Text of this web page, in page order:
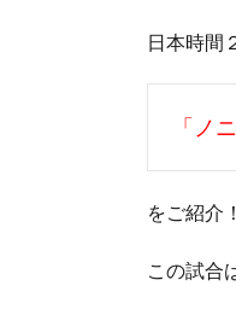
日本時間
「ノ
をご紹介
この試合